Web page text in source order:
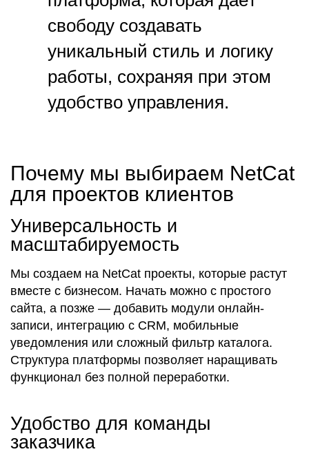
свободу создавать
уникальный стиль и логику
работы, сохраняя при этом
удобство управления.
Почему мы выбираем NetCat
для проектов клиентов
Универсальность и
масштабируемость
Мы создаем на NetCat проекты, которые растут
вместе с бизнесом. Начать можно с простого
сайта, а позже — добавить модули онлайн-
записи, интеграцию с CRM, мобильные
уведомления или сложный фильтр каталога.
Структура платформы позволяет наращивать
функционал без полной переработки.
Удобство для команды
заказчика